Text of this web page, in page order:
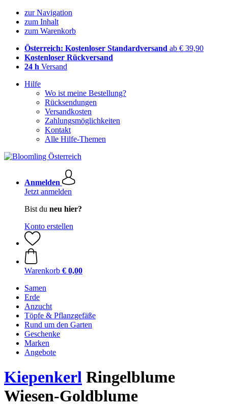
zur Navigation
zum Inhalt
zum Warenkorb
Österreich: Kostenloser Standardversand ab € 39,90
Kostenloser Rückversand
24 h Versand
Hilfe
Wo ist meine Bestellung?
Rücksendungen
Versandkosten
Zahlungsmöglichkeiten
Kontakt
Alle Hilfe-Themen
Anmelden
Jetzt anmelden
Bist du neu hier?
Konto erstellen
Warenkorb € 0,00
Samen
Erde
Anzucht
Töpfe & Pflanzgefäße
Rund um den Garten
Geschenke
Marken
Angebote
Kiepenkerl Ringelblume
Wiesen-Goldblume